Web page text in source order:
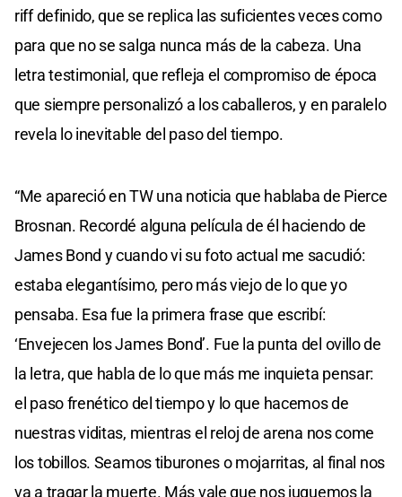
riff definido, que se replica las suficientes veces como
para que no se salga nunca más de la cabeza. Una
letra testimonial, que refleja el compromiso de época
que siempre personalizó a los caballeros, y en paralelo
revela lo inevitable del paso del tiempo.
“Me apareció en TW una noticia que hablaba de Pierce
Brosnan. Recordé alguna película de él haciendo de
James Bond y cuando vi su foto actual me sacudió:
estaba elegantísimo, pero más viejo de lo que yo
pensaba. Esa fue la primera frase que escribí:
‘Envejecen los James Bond’. Fue la punta del ovillo de
la letra, que habla de lo que más me inquieta pensar:
el paso frenético del tiempo y lo que hacemos de
nuestras viditas, mientras el reloj de arena nos come
los tobillos. Seamos tiburones o mojarritas, al final nos
va a tragar la muerte. Más vale que nos juguemos la